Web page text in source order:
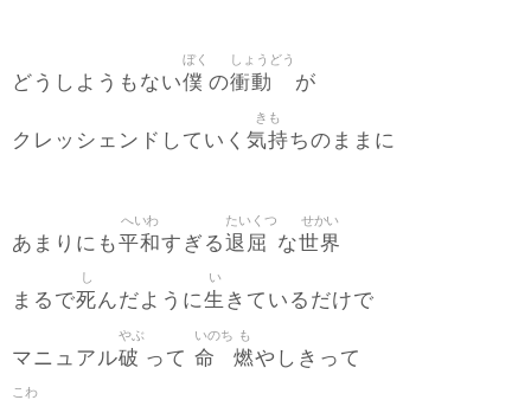
どうしようもない僕
ぼく
の衝動
しょうどう
が
クレッシェンドしていく 気持
きも
ちのままに
あまりにも平和
へいわ
すぎる退屈
たいくつ
な世界
せかい
まるで死
し
んだように生
い
きているだけで
マニュアル破
やぶ
って 命
いのち
燃
も
やしきって
こわ